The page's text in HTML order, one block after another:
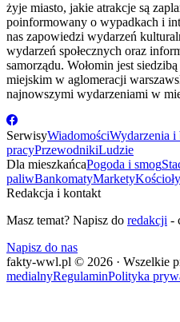
żyje miasto, jakie atrakcje są
poinformowany o wypadkach i
nas zapowiedzi wydarzeń
wydarzeń społecznych oraz
samorządu. Wołomin jest
miejskim w aglomeracji
najnowszymi wydarzeniami w
SerwisyWiadomościWydarzenia i
pracyPrzewodnikiLudzie
Dla mieszkańcaPogoda i smog
paliwBankomatyMarkety
Redakcja i kontakt
Masz temat? Napisz do redakcji -
Napisz do nas
fakty-wwl.pl © 2026 · Wszelkie
medialnyRegulaminPolityka